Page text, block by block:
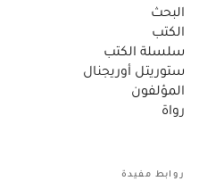
البحث
الكتب
سلسلة الكتب
ستوريتل أوريجنال
المؤلفون
رواة
روابط مفيدة